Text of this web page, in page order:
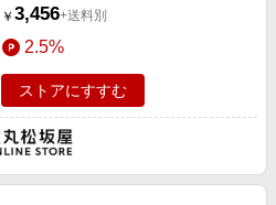
￥ 3,456+送料別
2.5%
ストアにすすむ